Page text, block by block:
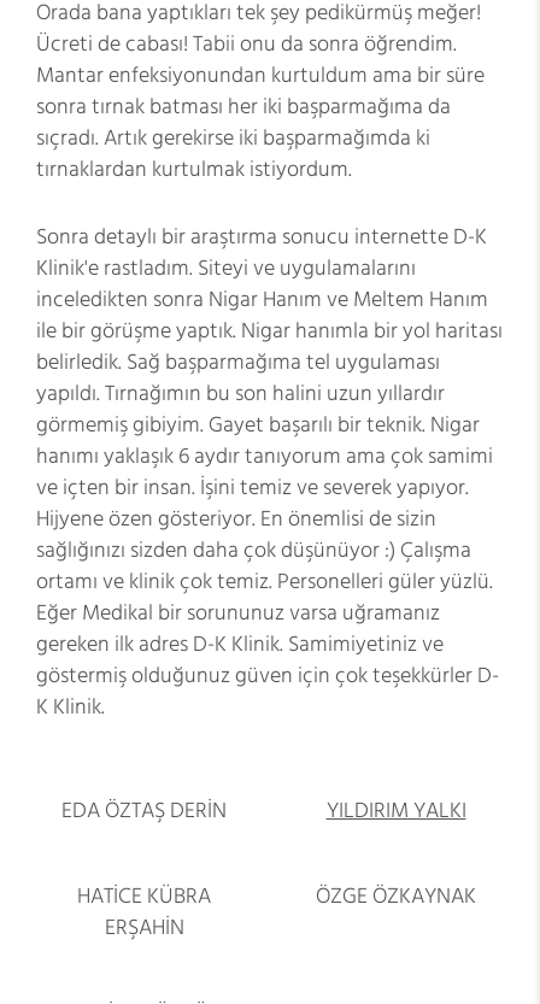
Orada bana yaptıkları tek şey pedikürmüş meğer!
Ücreti de cabası! Tabii onu da sonra öğrendim.
Mantar enfeksiyonundan kurtuldum ama bir süre
sonra tırnak batması her iki başparmağıma da
sıçradı. Artık gerekirse iki başparmağımda ki
tırnaklardan kurtulmak istiyordum.
Sonra detaylı bir araştırma sonucu internette D-K
Klinik'e rastladım. Siteyi ve uygulamalarını
inceledikten sonra Nigar Hanım ve Meltem Hanım
ile bir görüşme yaptık. Nigar hanımla bir yol haritası
belirledik. Sağ başparmağıma tel uygulaması
yapıldı. Tırnağımın bu son halini uzun yıllardır
görmemiş gibiyim. Gayet başarılı bir teknik. Nigar
hanımı yaklaşık 6 aydır tanıyorum ama çok samimi
ve içten bir insan. İşini temiz ve severek yapıyor.
Hijyene özen gösteriyor. En önemlisi de sizin
sağlığınızı sizden daha çok düşünüyor :) Çalışma
ortamı ve klinik çok temiz. Personelleri güler yüzlü.
Eğer Medikal bir sorununuz varsa uğramanız
gereken ilk adres D-K Klinik. Samimiyetiniz ve
göstermiş olduğunuz güven için çok teşekkürler D-
K Klinik.
EDA ÖZTAŞ DERİN YILDIRIM YALKI
HATİCE KÜBRA
ERŞAHİN
ÖZGE ÖZKAYNAK